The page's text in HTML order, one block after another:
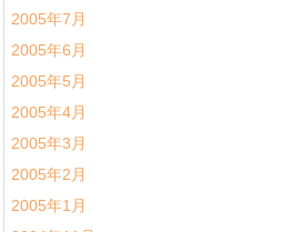
2005年7月
2005年6月
2005年5月
2005年4月
2005年3月
2005年2月
2005年1月